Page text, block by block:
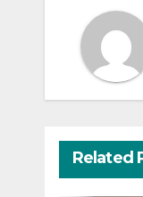
Related